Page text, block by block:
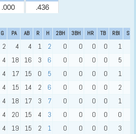
.000
.436
G PA AB R H 2BH 3BH HR TB RBI SO
2 4 4 1 2 0 0 0 0 1
4 18 16 3 6 0 0 0 0 5
4 17 15 0 5 0 0 0 0 1
4 15 14 2 6 0 0 0 0 2
4 18 17 3 7 0 0 0 0 1
4 20 15 4 3 0 0 0 0 0
4 19 15 2 1 0 0 0 0 3